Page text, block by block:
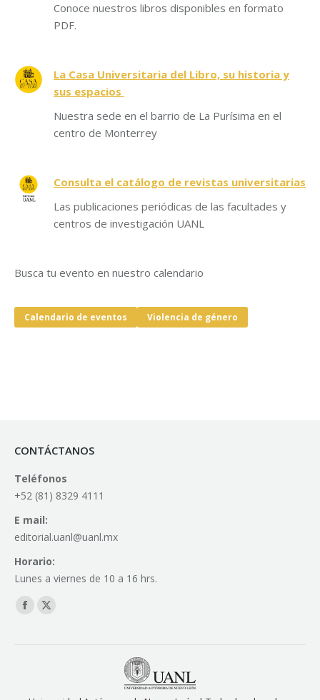
Conoce nuestros libros disponibles en formato
PDF.
La Casa Universitaria del Libro, su historia y
sus espacios
Nuestra sede en el barrio de La Purísima en el
centro de Monterrey
Consulta el catálogo de revistas universitarias
Las publicaciones periódicas de las facultades y
centros de investigación UANL
Busca tu evento en nuestro calendario
Calendario de eventos Violencia de género
CONTÁCTANOS
Teléfonos
+52 (81) 8329 4111
E mail:
editorial.uanl@uanl.mx
Horario:
Lunes a viernes de 10 a 16 hrs.
Find us on:
Facebook
X